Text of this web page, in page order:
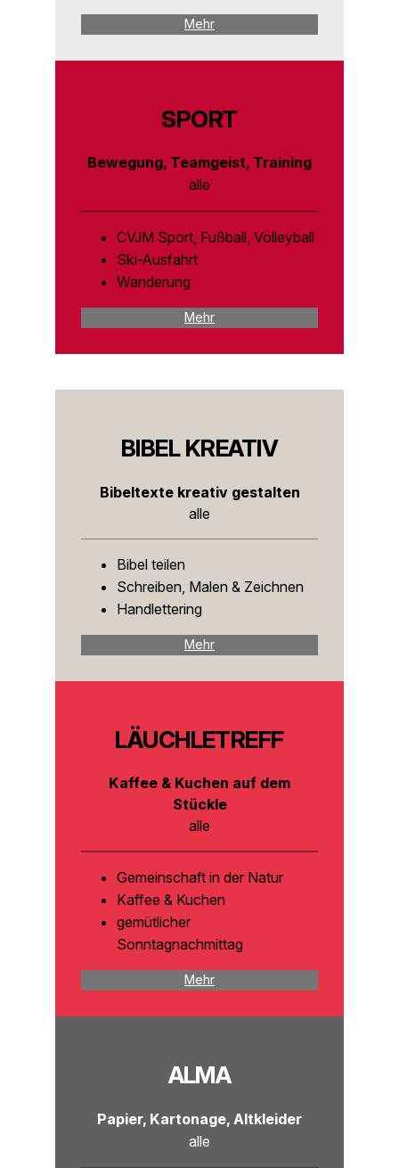
Mehr
SPORT
Bewegung, Teamgeist, Training
alle
CVJM Sport, Fußball, Volleyball
Ski-Ausfahrt
Wanderung
Mehr
BIBEL KREATIV
Bibeltexte kreativ gestalten
alle
Bibel teilen
Schreiben, Malen & Zeichnen
Handlettering
Mehr
LÄUCHLETREFF
Kaffee & Kuchen auf dem
Stückle
alle
Gemeinschaft in der Natur
Kaffee & Kuchen
gemütlicher
Sonntagnachmittag
Mehr
ALMA
Papier, Kartonage, Altkleider
alle